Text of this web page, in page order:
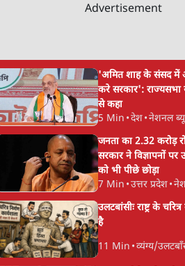
Advertisement
'अमित शाह के संसद में
करे सरकार': राज्यसभा
से कहा
5 Min •देश•नेशनल
जनता का 2.32 करोड़
सरकार ने विज्ञापनों पर
को भी पीछे छोड़ा
7 Min •उत्तर प्रदेश•
उलटबांसीः राष्ट्र के
है
11 Min •व्यंग्य/